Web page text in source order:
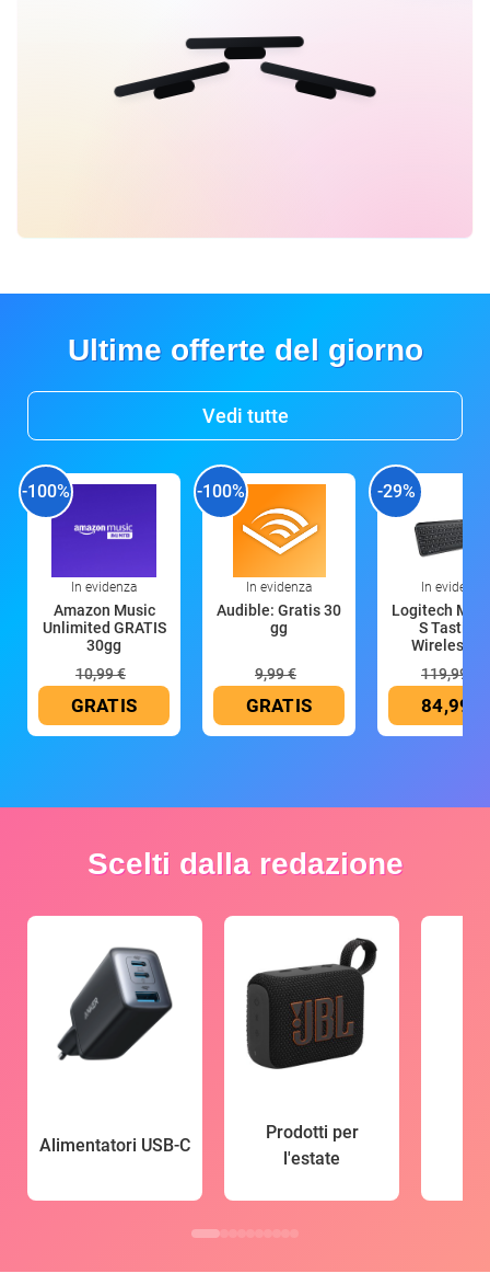
Ultime offerte del giorno
Vedi tutte
-100%
In evidenza
Amazon Music
Unlimited GRATIS
30gg
10,99 €
GRATIS
-100%
In evidenza
Audible: Gratis 30
gg
9,99 €
GRATIS
-29%
In evidenza
Logitech MX
S Tastiera
Wireless
119,99 €
84,99 €
Scelti dalla redazione
Alimentatori USB-C
Prodotti per
l'estate